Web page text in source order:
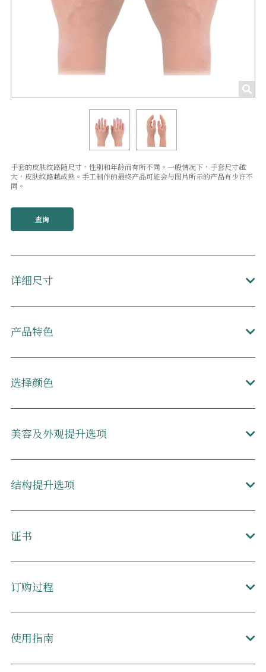
手套的皮肤纹路随尺寸，性别和年龄而有所不同。一般情况下，手套尺寸越
大，皮肤紋路越成熟。手工制作的最终产品可能会与图片所示的产品有少许不
同。
查询
详细尺寸
产品特色
选择颜色
美容及外观提升选项
结构提升选项
证书
订购过程
使用指南